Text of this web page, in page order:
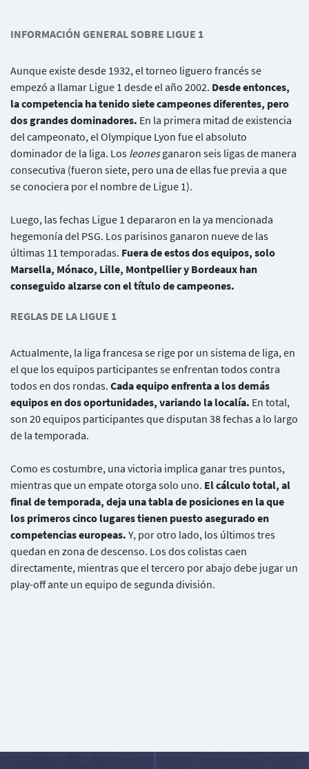
INFORMACIÓN GENERAL SOBRE LIGUE 1
Aunque existe desde 1932, el torneo liguero francés se
empezó a llamar Ligue 1 desde el año 2002. Desde entonces,
la competencia ha tenido siete campeones diferentes, pero
dos grandes dominadores. En la primera mitad de existencia
del campeonato, el Olympique Lyon fue el absoluto
dominador de la liga. Los leonesganaron seis ligas de manera
consecutiva (fueron siete, pero una de ellas fue previa a que
se conociera por el nombre de Ligue 1).
Luego, las fechas Ligue 1 depararon en la ya mencionada
hegemonía del PSG. Los parisinos ganaron nueve de las
últimas 11 temporadas. Fuera de estos dos equipos, solo
Marsella, Mónaco, Lille, Montpellier y Bordeaux han
conseguido alzarse con el título de campeones.
REGLAS DE LA LIGUE 1
Actualmente, la liga francesa se rige por un sistema de liga, en
el que los equipos participantes se enfrentan todos contra
todos en dos rondas. Cada equipo enfrenta a los demás
equipos en dos oportunidades, variando la localía. En total,
son 20 equipos participantes que disputan 38 fechas a lo largo
de la temporada.
Como es costumbre, una victoria implica ganar tres puntos,
mientras que un empate otorga solo uno. El cálculo total, al
final de temporada, deja una tabla de posiciones en la que
los primeros cinco lugares tienen puesto asegurado en
competencias europeas. Y, por otro lado, los últimos tres
quedan en zona de descenso. Los dos colistas caen
directamente, mientras que el tercero por abajo debe jugar un
play-off ante un equipo de segunda división.